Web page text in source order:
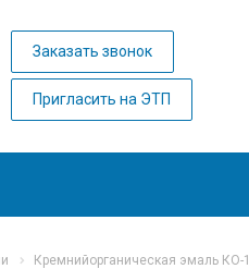
Заказать звонок
Пригласить на ЭТП
Кремнийорганическая эмаль КО-